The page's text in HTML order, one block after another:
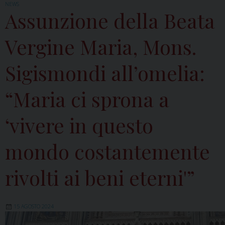
NEWS
Assunzione della Beata
Vergine Maria, Mons.
Sigismondi all’omelia:
“Maria ci sprona a
‘vivere in questo
mondo costantemente
rivolti ai beni eterni'”
15 AGOSTO 2024